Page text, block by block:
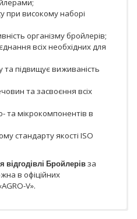
при високому наборі
організму бройлерів;
всіх необхідних для
та підвищує виживаність
та засвоєння всіх
та мікрокомпонентів в
стандарту якості ISO
відгодівлі Бройлерівза
в офіційних
V».